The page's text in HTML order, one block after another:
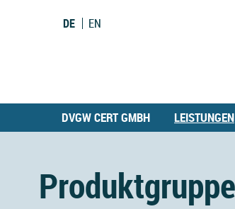
DE EN
DVGW CERT GMBH LEISTUNGEN